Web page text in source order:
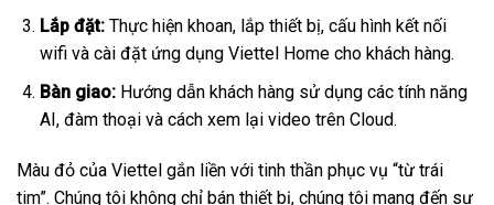
Lắp đặt:Thực hiện khoan, lắp thiết bị, cấu hình kết nối
wifi và cài đặt ứng dụng Viettel Home cho khách hàng.
Bàn giao:Hướng dẫn khách hàng sử dụng các tính năng
AI, đàm thoại và cách xem lại video trên Cloud.
Màu đỏ của Viettel gắn liền với tinh thần phục vụ “từ trái
tim”. Chúng tôi không chỉ bán thiết bị, chúng tôi mang đến sự